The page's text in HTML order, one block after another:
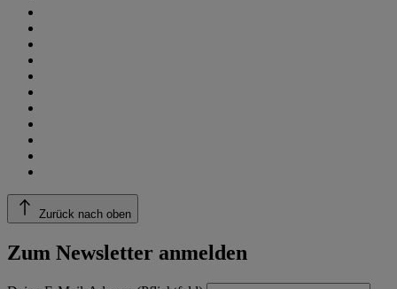
Zurück nach oben
Zum Newsletter anmelden